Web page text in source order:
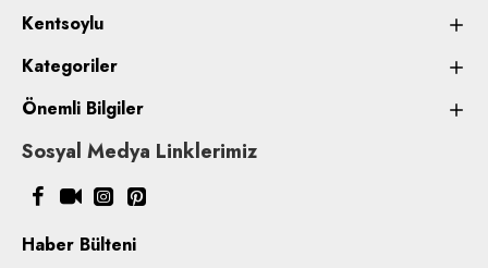
Kentsoylu
Kategoriler
Önemli Bilgiler
Sosyal Medya Linklerimiz
Haber Bülteni